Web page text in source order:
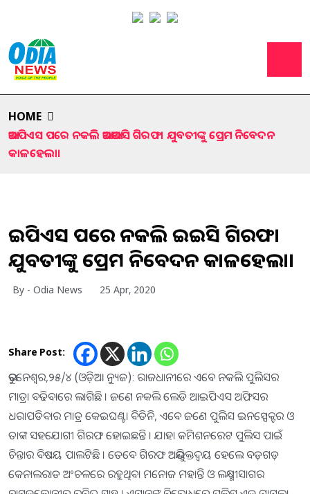
HOME
ଆଇପିଏସ ପରେ ନକଲି ଆଇଆଇସି ଗିରଫ। ଯୁବତୀଙ୍କୁ ପ୍ରେମ ନିବେଦନ
କାଳହେଲା।
ଆଇପିଏସ ପରେ ନକଲି ଆଇଆଇସି ଗିରଫ।
ଯୁବତୀଙ୍କୁ ପ୍ରେମ ନିବେଦନ କାଳହେଲା।
By - Odia News 25 Apr, 2020
Share Post:
ଭୁବନେଶ୍ୱର,୨୫/୪ (ଓଡ଼ିଆ ନ୍ୟୁଜ): ରାଜଧାନୀରେ ଏବେ ନକଲି ପୁଲିସର
ମାତ୍ରା ବଢିବାରେ ଲାଗିଛି । ଜଣେ ନକଲି ଲେଡି ଆଇପିଏସ ଅଫିସର
ଧରାପଡିବାର ମାତ୍ର କେଇଘଣ୍ଟା ବିତିନି, ଏବେ ଜଣେ ପୁଲିସ ଇନସ୍ପେକ୍ଟର ଓ
ତାଙ୍କ ସହଯୋଗୀ ଗିରଫ ହୋଇଛନ୍ତି । ଯାହା କମିଶନରେଟ ପୁଲିସ ପାଇଁ
ଚିନ୍ତାର ବିଷୟ ପାଲଟିଛି । ତେବେ ଗିରଫ ଅଭିଯୁକ୍ତଦ୍ୱୟ ହେଲେ ବଡ଼ଗଡ଼
କେନାଲରାଡ ଅଂଚଳରେ ରହୁଥିବା ମନୋଜ ମହାନ୍ତି ଓ ଲକ୍ଷ୍ମୀସାଗର